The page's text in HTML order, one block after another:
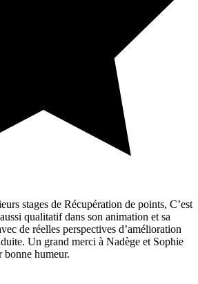
stages de Récupération de points, C’est
qualitatif dans son animation et sa
de réelles perspectives d’amélioration
Un grand merci à Nadège et Sophie
bonne humeur.